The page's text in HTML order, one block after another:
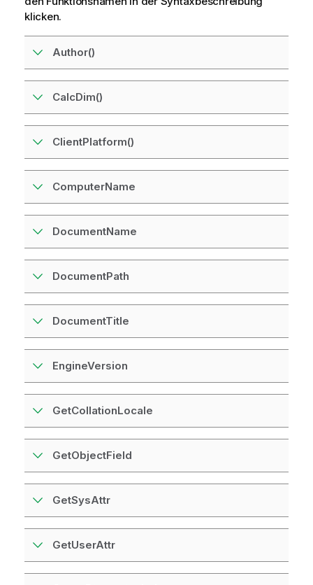
klicken.
Author()
CalcDim()
ClientPlatform()
ComputerName
DocumentName
DocumentPath
DocumentTitle
EngineVersion
GetCollationLocale
GetObjectField
GetSysAttr
GetUserAttr